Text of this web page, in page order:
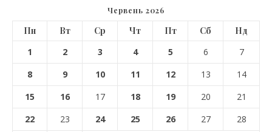
Червень 2026
Пн Вт Ср Чт Пт Сб
Нд
1
2 3 4 5 6
7
8
9 10 11 12 13
14
15
16 17 18 19 20
21
22
23 24 25 26 27
28